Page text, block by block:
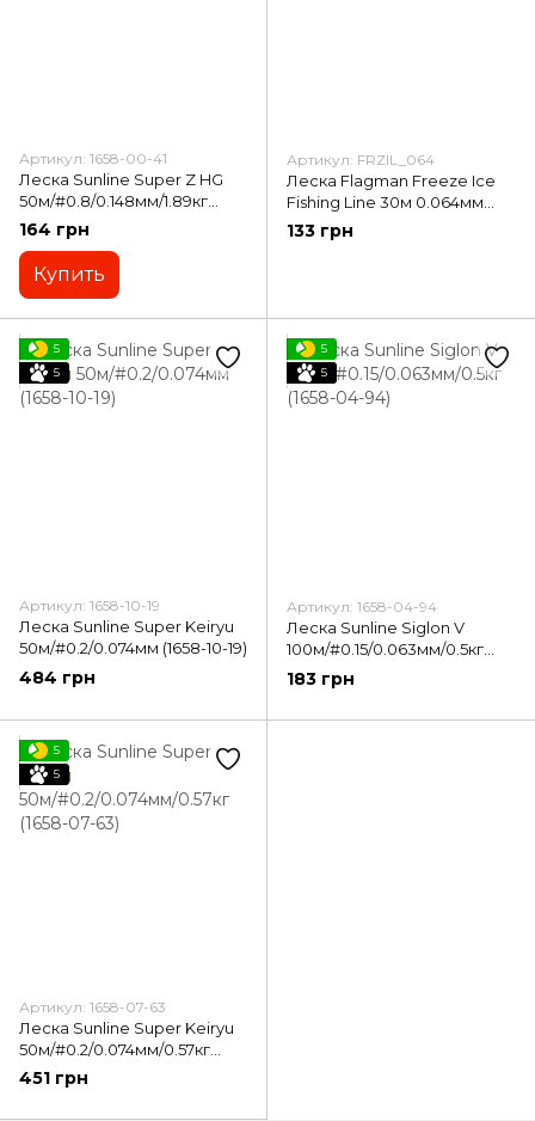
Артикул: 1658-00-41
Леска Sunline Super Z HG
50м/#0.8/0.148мм/1.89кг
(1658-00-41)
164 грн
Купить
Артикул: FRZIL_064
Леска Flagman Freeze Ice
Fishing Line 30м 0.064мм
(FRZIL_064)
133 грн
5
5
Артикул: 1658-10-19
Леска Sunline Super Keiryu
50м/#0.2/0.074мм (1658-10-19)
484 грн
5
5
Артикул: 1658-04-94
Леска Sunline Siglon V
100м/#0.15/0.063мм/0.5кг
(1658-04-94)
183 грн
5
5
Артикул: 1658-07-63
Леска Sunline Super Keiryu
50м/#0.2/0.074мм/0.57кг
(1658-07-63)
451 грн